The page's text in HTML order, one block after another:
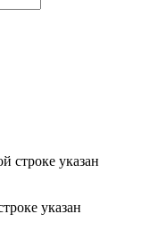
строке указан
указан